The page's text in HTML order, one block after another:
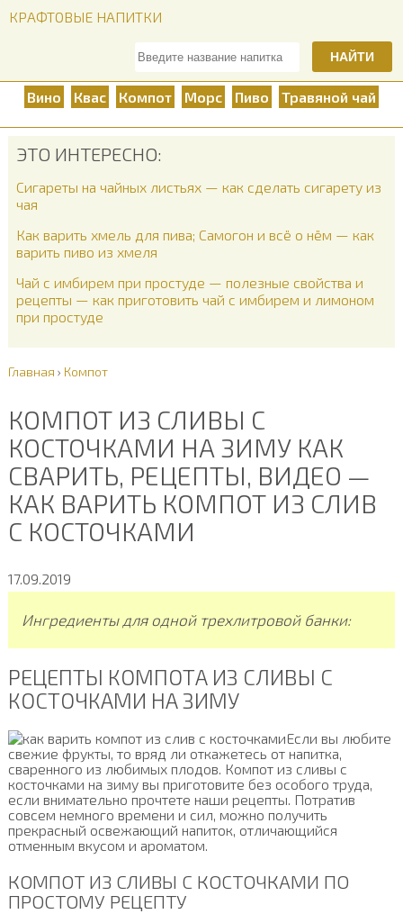
КРАФТОВЫЕ НАПИТКИ
НАЙТИ
Вино Квас Компот Морс Пиво Травяной чай
ЭТО ИНТЕРЕСНО:
Сигареты на чайных листьях — как сделать сигарету из
чая
Как варить хмель для пива; Самогон и всё о нём — как
варить пиво из хмеля
Чай с имбирем при простуде — полезные свойства и
рецепты — как приготовить чай с имбирем и лимоном
при простуде
Главная › Компот
КОМПОТ ИЗ СЛИВЫ С
КОСТОЧКАМИ НА ЗИМУ КАК
СВАРИТЬ, РЕЦЕПТЫ, ВИДЕО —
КАК ВАРИТЬ КОМПОТ ИЗ СЛИВ
С КОСТОЧКАМИ
17.09.2019
Ингредиенты для одной трехлитровой банки:
РЕЦЕПТЫ КОМПОТА ИЗ СЛИВЫ С
КОСТОЧКАМИ НА ЗИМУ
Если вы любите
свежие фрукты, то вряд ли откажетесь от напитка,
сваренного из любимых плодов. Компот из сливы с
косточками на зиму вы приготовите без особого труда,
если внимательно прочтете наши рецепты. Потратив
совсем немного времени и сил, можно получить
прекрасный освежающий напиток, отличающийся
отменным вкусом и ароматом.
КОМПОТ ИЗ СЛИВЫ С КОСТОЧКАМИ ПО
ПРОСТОМУ РЕЦЕПТУ